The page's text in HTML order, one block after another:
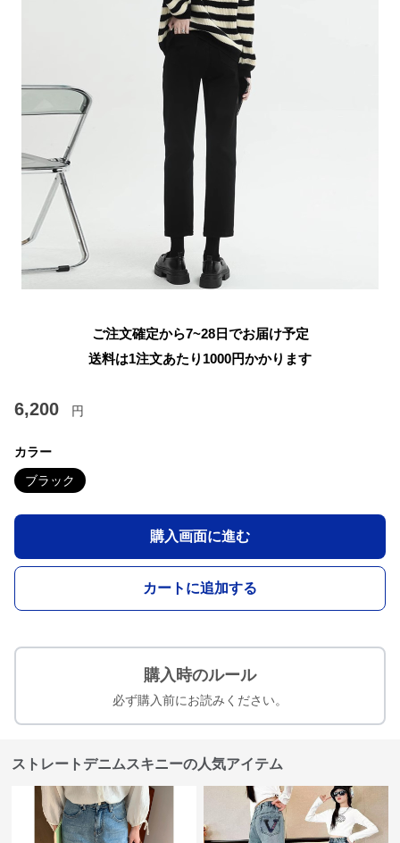
ご注文確定から7~28日でお届け予定
送料は1注文あたり 1000円かかります
6,200 円
カラー
ブラック
購入画面に進む
カートに追加する
購入時のルール
必ず購入前にお読みください。
ストレートデニムスキニーの人気アイテム